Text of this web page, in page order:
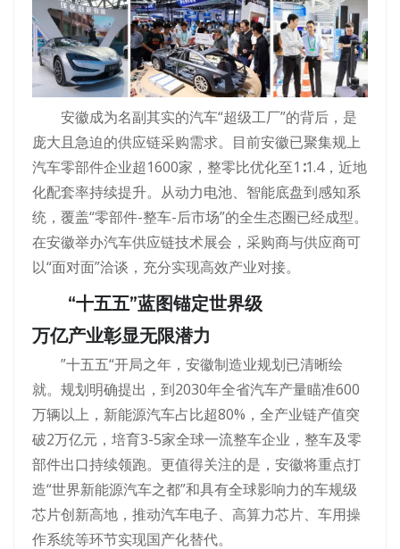
安徽成为名副其实的汽车“超级工厂”的背后，是
庞大且急迫的供应链采购需求。目前安徽已聚集规上
汽车零部件企业超1600家，整零比优化至1∶1.4，近地
化配套率持续提升。从动力电池、智能底盘到感知系
统，覆盖“零部件-整车-后市场”的全生态圈已经成型。
在安徽举办汽车供应链技术展会，采购商与供应商可
以“面对面”洽谈，充分实现高效产业对接。
“十五五”蓝图锚定世界级
万亿产业彰显无限潜力
”十五五“开局之年，安徽制造业规划已清晰绘
就。规划明确提出，到2030年全省汽车产量瞄准600
万辆以上，新能源汽车占比超80%，全产业链产值突
破2万亿元，培育3-5家全球一流整车企业，整车及零
部件出口持续领跑。更值得关注的是，安徽将重点打
造“世界新能源汽车之都”和具有全球影响力的车规级
芯片创新高地，推动汽车电子、高算力芯片、车用操
作系统等环节实现国产化替代。